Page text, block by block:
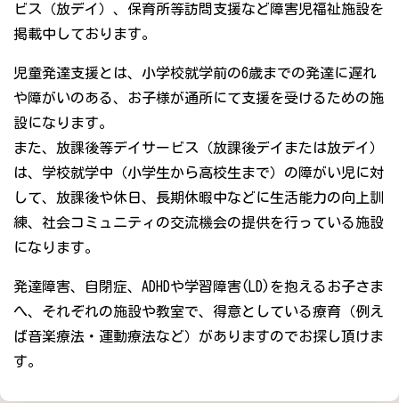
ビス（放デイ）、保育所等訪問支援など障害児福祉施設を
掲載中しております。
児童発達支援とは、小学校就学前の6歳までの発達に遅れ
や障がいのある、お子様が通所にて支援を受けるための施
設になります。
また、放課後等デイサービス（放課後デイまたは放デイ）
は、学校就学中（小学生から高校生まで）の障がい児に対
して、放課後や休日、長期休暇中などに生活能力の向上訓
練、社会コミュニティの交流機会の提供を行っている施設
になります。
発達障害、自閉症、ADHDや学習障害(LD)を抱えるお子さま
へ、それぞれの施設や教室で、得意としている療育（例え
ば音楽療法・運動療法など）がありますのでお探し頂けま
す。